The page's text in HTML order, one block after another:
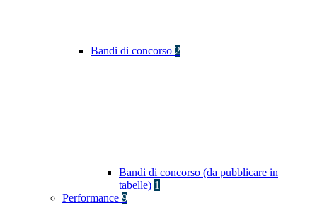
Bandi di concorso 2
Bandi di concorso (da pubblicare in
tabelle) 1
Performance 9